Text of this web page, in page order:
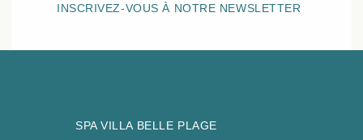
INSCRIVEZ-VOUS À NOTRE NEWSLETTER
SPA VILLA BELLE PLAGE